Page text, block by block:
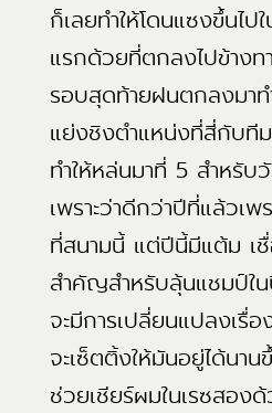
ก็เลยทำให้โดนแซงขึ้นไ
แรกด้วยที่ตกลงไปข้างท
รอบสุดท้ายฝนตกลงมาท
แย่งชิงตำแหน่งที่สี่กับที
ทำให้หล่นมาที่ 5 สำหรับ
เพราะว่าดีกว่าปีที่แล้วเ
ที่สนามนี้ แต่ปีนี้มีแต้ม เชื่
สำคัญสำหรับลุ้นแชมป์ใ
จะมีการเปลี่ยนแปลงเรื่
จะเซ็ตติ้งให้มันอยู่ได้นาน
ช่วยเชียร์ผมในเรซสอง